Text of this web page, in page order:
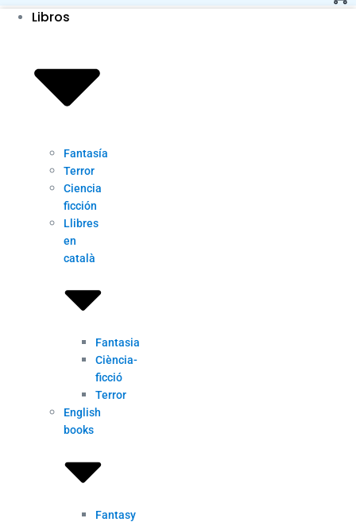
Libros
Fantasía
Terror
Ciencia
ficción
Llibres
en
català
Fantasia
Ciència-
ficció
Terror
English
books
Fantasy